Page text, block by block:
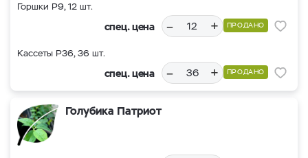
Горшки Р9, 12 шт.
спец. цена – + ПРОДАНО
Кассеты Р36, 36 шт.
спец. цена – + ПРОДАНО
Голубика Патриот